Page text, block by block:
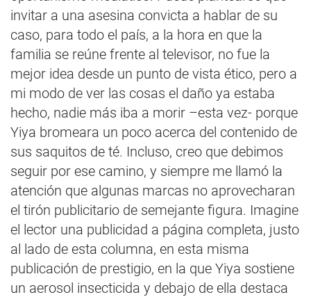
invitar a una asesina convicta a hablar de su
caso, para todo el país, a la hora en que la
familia se reúne frente al televisor, no fue la
mejor idea desde un punto de vista ético, pero a
mi modo de ver las cosas el daño ya estaba
hecho, nadie más iba a morir –esta vez- porque
Yiya bromeara un poco acerca del contenido de
sus saquitos de té. Incluso, creo que debimos
seguir por ese camino, y siempre me llamó la
atención que algunas marcas no aprovecharan
el tirón publicitario de semejante figura. Imagine
el lector una publicidad a página completa, justo
al lado de esta columna, en esta misma
publicación de prestigio, en la que Yiya sostiene
un aerosol insecticida y debajo de ella destaca